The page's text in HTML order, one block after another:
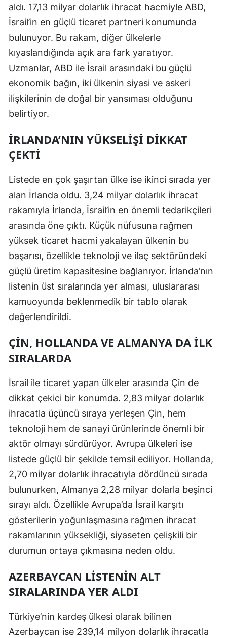
Erzincan
Eskişehir
Gaziantep
Giresun
Hakkari
Isparta
Mersin
İzmir
Kars
Kayseri
Kırşehir
Konya
Kütahya
Malatya
Manisa
Kahramanmaraş
Mardin
Muğla
Muş
Nevşehir
Niğde
Rize
Sakarya
aldı. 17,13 milyar dolarlık ihracat hacmiyle ABD,
İsrail’in en güçlü ticaret partneri konumunda
bulunuyor. Bu rakam, diğer ülkelerle
kıyaslandığında açık ara fark yaratıyor.
Uzmanlar, ABD ile İsrail arasındaki bu güçlü
ekonomik bağın, iki ülkenin siyasi ve askeri
ilişkilerinin de doğal bir yansıması olduğunu
belirtiyor.
İRLANDA’NIN YÜKSELIŞI DIKKAT
ÇEKTI
Listede en çok şaşırtan ülke ise ikinci sırada yer
alan İrlanda oldu. 3,24 milyar dolarlık ihracat
rakamıyla İrlanda, İsrail’in en önemli tedarikçileri
arasında öne çıktı. Küçük nüfusuna rağmen
yüksek ticaret hacmi yakalayan ülkenin bu
başarısı, özellikle teknoloji ve ilaç sektöründeki
güçlü üretim kapasitesine bağlanıyor. İrlanda’nın
listenin üst sıralarında yer alması, uluslararası
kamuoyunda beklenmedik bir tablo olarak
değerlendirildi.
ÇIN, HOLLANDA VE ALMANYA DA İLK
SIRALARDA
İsrail ile ticaret yapan ülkeler arasında Çin de
dikkat çekici bir konumda. 2,83 milyar dolarlık
ihracatla üçüncü sıraya yerleşen Çin, hem
teknoloji hem de sanayi ürünlerinde önemli bir
aktör olmayı sürdürüyor. Avrupa ülkeleri ise
listede güçlü bir şekilde temsil ediliyor. Hollanda,
2,70 milyar dolarlık ihracatıyla dördüncü sırada
bulunurken, Almanya 2,28 milyar dolarla beşinci
sırayı aldı. Özellikle Avrupa’da İsrail karşıtı
gösterilerin yoğunlaşmasına rağmen ihracat
rakamlarının yüksekliği, siyaseten çelişkili bir
durumun ortaya çıkmasına neden oldu.
AZERBAYCAN LISTENIN ALT
SIRALARINDA YER ALDI
Türkiye’nin kardeş ülkesi olarak bilinen
Azerbaycan ise 239,14 milyon dolarlık ihracatla